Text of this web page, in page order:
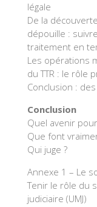
légale
De la
dépouille :
traitement en
Les opérations
du TTR : le rôle
Conclusion :
Conclusion
Quel avenir
Que font
Qui juge ?
Annexe 1 – Le
Tenir le rôle du
judiciaire (UMJ)